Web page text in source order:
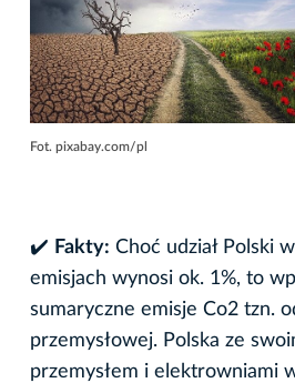
Fot. pixabay.com/pl
✔️ Fakty: Choć udział Polski
emisjach wynosi ok. 1%, to
sumaryczne emisje Co2 tzn.
przemysłowej. Polska ze
przemysłem i elektrowniami